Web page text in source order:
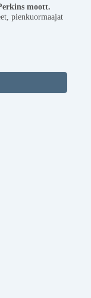
moott.
pienkuormaajat